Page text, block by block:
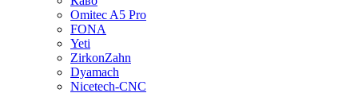
Omitec A5 Pro
FONA
Yeti
ZirkonZahn
Dyamach
Nicetech-CNC